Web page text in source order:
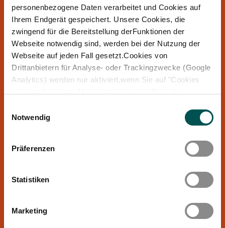
personenbezogene Daten verarbeitet und Cookies auf
Ihrem Endgerät gespeichert. Unsere Cookies, die
zwingend für die Bereitstellung derFunktionen der
Webseite notwendig sind, werden bei der Nutzung der
Webseite auf jeden Fall gesetzt.Cookies von
Drittanbietern für Analyse- oder Trackingzwecke (Google
Analytics) werden nur aktiviert,wenn Sie auf "Cookies
erfahren Sie in unserer
—
Notwendig
Präferenzen
Statistiken
Marketing